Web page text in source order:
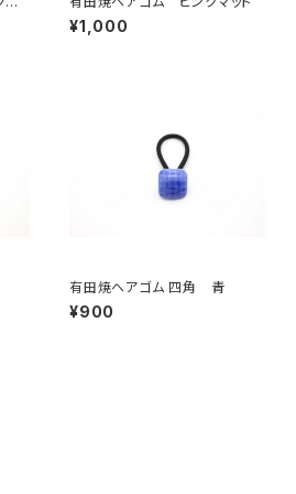
¥1,000
有田焼ヘアゴム 四角 青
¥900